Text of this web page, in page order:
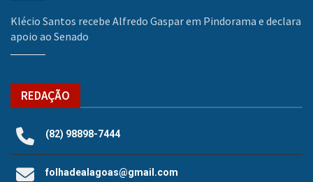
Klécio Santos recebe Alfredo Gaspar em Pindorama e declara
apoio ao Senado
REDAÇÃO
(82) 98898-7444
folhadealagoas@gmail.com